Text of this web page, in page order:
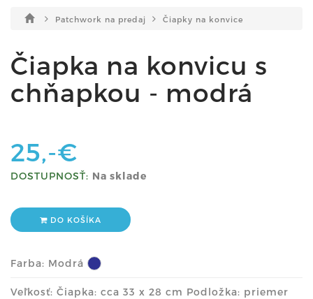
Patchwork na predaj Čiapky na konvice
Čiapka na konvicu s
chňapkou - modrá
25,-€
DOSTUPNOSŤ: Na sklade
DO KOŠÍKA
Farba: Modrá
Veľkosť: Čiapka: cca 33 x 28 cm Podložka: priemer